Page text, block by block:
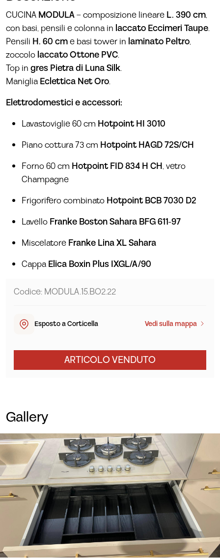
CUCINA MODULA– composizione lineare L. 390 cm,
con basi, pensili e colonna in laccato Eccimeri Taupe.
Pensili H. 60 cme basi tower in laminato Peltro,
zoccolo laccato Ottone PVC.
Top in gres Pietra di Luna Silk.
Maniglia Eclettica Net Oro.
Elettrodomestici e accessori:
Lavastoviglie 60 cm Hotpoint HI 3010
Piano cottura 73 cm Hotpoint HAGD 72S/CH
Forno 60 cm Hotpoint FID 834 H CH, vetro
Champagne
Frigorifero combinato Hotpoint BCB 7030 D2
Lavello Franke Boston Sahara BFG 611-97
Miscelatore Franke Lina XL Sahara
Cappa Elica Boxin Plus IXGL/A/90
Codice: MODULA.15.BO2.22
Esposto a Corticella Vedi sulla mappa
ARTICOLO VENDUTO
Gallery